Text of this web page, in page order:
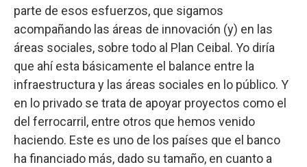
parte de esos esfuerzos, que sigamos
acompañando las áreas de innovación (y) en las
áreas sociales, sobre todo al Plan Ceibal. Yo diría
que ahí esta básicamente el balance entre la
infraestructura y las áreas sociales en lo público. Y
en lo privado se trata de apoyar proyectos como el
del ferrocarril, entre otros que hemos venido
haciendo. Este es uno de los países que el banco
ha financiado más, dado su tamaño, en cuanto a